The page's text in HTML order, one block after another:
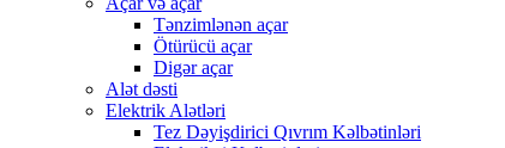
Tənzimlənən açar
Ötürücü açar
Digər açar
Alət dəsti
Elektrik Alətləri
Tez Dəyişdirici Qıvrım Kəlbətinləri